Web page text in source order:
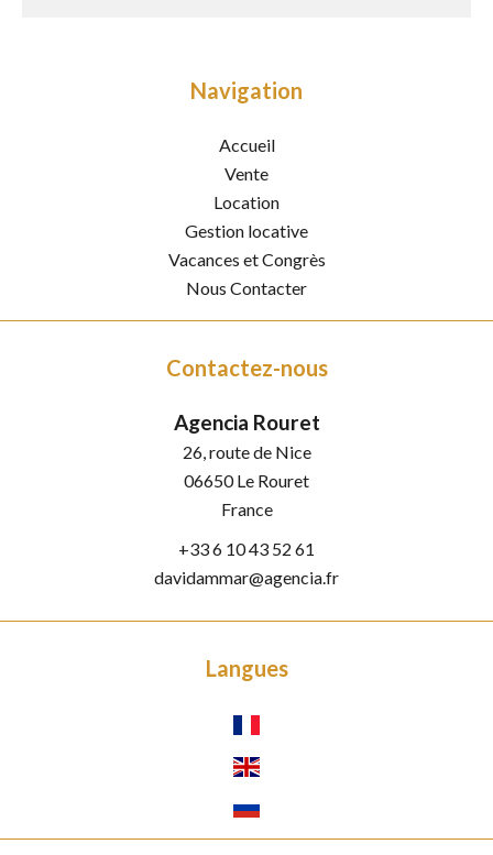
Navigation
Accueil
Vente
Location
Gestion locative
Vacances et Congrès
Nous Contacter
Contactez-nous
Agencia Rouret
26, route de Nice
06650Le Rouret
France
+33 6 10 43 52 61
davidammar@agencia.fr
Langues